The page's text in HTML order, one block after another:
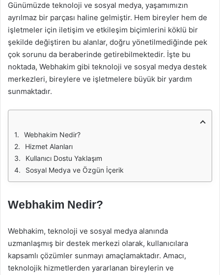
Günümüzde teknoloji ve sosyal medya, yaşamımızın
ayrılmaz bir parçası haline gelmiştir. Hem bireyler hem de
işletmeler için iletişim ve etkileşim biçimlerini köklü bir
şekilde değiştiren bu alanlar, doğru yönetilmediğinde pek
çok sorunu da beraberinde getirebilmektedir. İşte bu
noktada, Webhakim gibi teknoloji ve sosyal medya destek
merkezleri, bireylere ve işletmelere büyük bir yardım
sunmaktadır.
Webhakim Nedir?
Hizmet Alanları
Kullanıcı Dostu Yaklaşım
Sosyal Medya ve Özgün İçerik
Webhakim Nedir?
Webhakim, teknoloji ve sosyal medya alanında
uzmanlaşmış bir destek merkezi olarak, kullanıcılara
kapsamlı çözümler sunmayı amaçlamaktadır. Amacı,
teknolojik hizmetlerden yararlanan bireylerin ve